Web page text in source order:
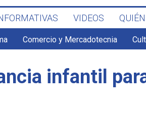
VIDEOS
Comercio y Mercadotecnia
infantil